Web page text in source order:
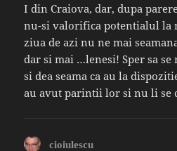
I din Craiova, dar, dupa
nu-si valorifica potentialul la
ziua de azi nu ne mai
dar si mai …lenesi! Sper sa
si dea seama ca au la
au avut parintii lor si nu li se
cioiulescu